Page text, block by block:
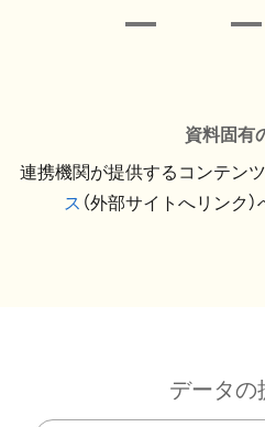
資料固有
連携機関が提供するコンテンツ
ス （外部サイトへリンク
データの